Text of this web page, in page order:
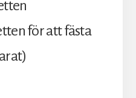
för att fästa